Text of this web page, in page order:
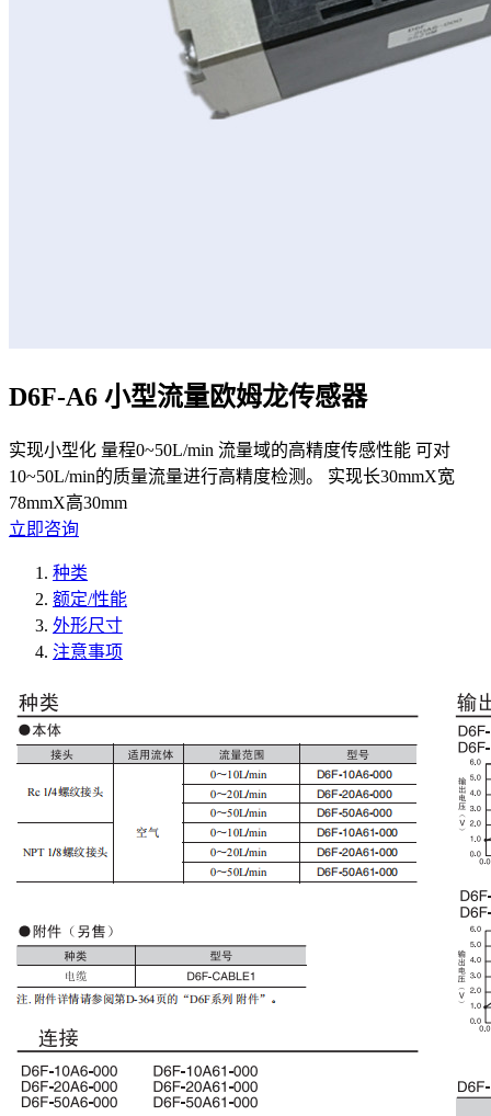
D6F-A6 小型流量欧姆龙传感器
实现小型化 量程0~50L/min 流量域的高精度传感性能 可对
10~50L/min的质量流量进行高精度检测。 实现长30mmX宽
78mmX高30mm
立即咨询
种类
额定/性能
外形尺寸
注意事项